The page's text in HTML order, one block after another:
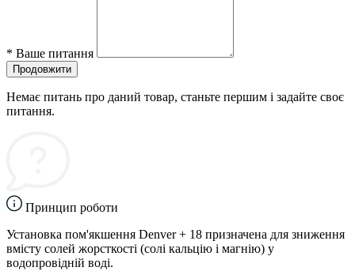
* Ваше питання
Продовжити
Немає питань про даний товар, станьте першим і задайте своє
питання.
Принцип роботи
Установка пом'якшення Denver + 18 призначена для зниження
вмісту солей жорсткості (солі кальцію і магнію) у
водопровідній воді.